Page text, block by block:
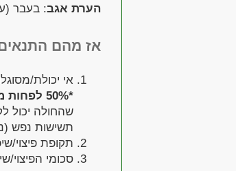
הערת אגב: בעבר (עד 07/2016), כל קופה שיווקה פוליסה אחרת עם
אז מהם התנאים
אי יכולת/
*50% לפחות מהפעולה
שהחולה יכול
תשישות נפש
תקופת פיצוי/
סכומי